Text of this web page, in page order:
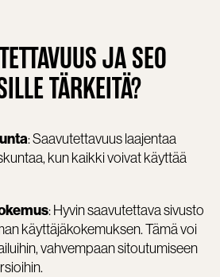
JA SEO
TÄRKEITÄ?
: Saavutettavuus laajentaa
kun kaikki voivat käyttää
: Hyvin saavutettava sivusto
käyttäjäkokemuksen. Tämä voi
vahvempaan sitoutumiseen